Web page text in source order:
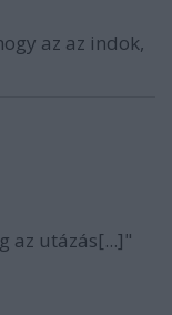
az az indok,
az utázás[...]"